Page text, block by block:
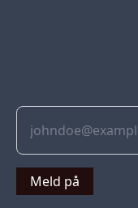
Meld på